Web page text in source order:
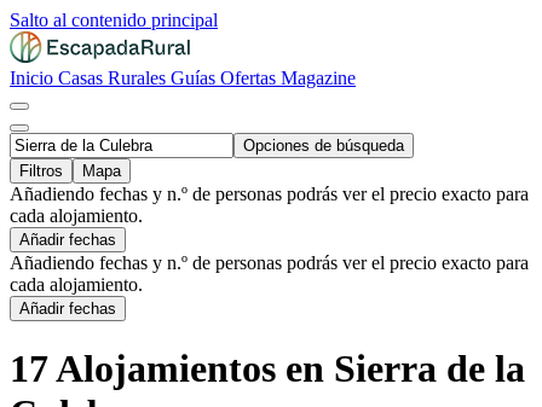
Salto al contenido principal
Inicio Casas Rurales Guías Ofertas Magazine
Opciones de búsqueda
Filtros
Mapa
Añadiendo fechas y n.º de personas podrás ver el precio exacto para
cada alojamiento.
Añadir fechas
Añadiendo fechas y n.º de personas podrás ver el precio exacto para
cada alojamiento.
Añadir fechas
17 Alojamientos en Sierra de la